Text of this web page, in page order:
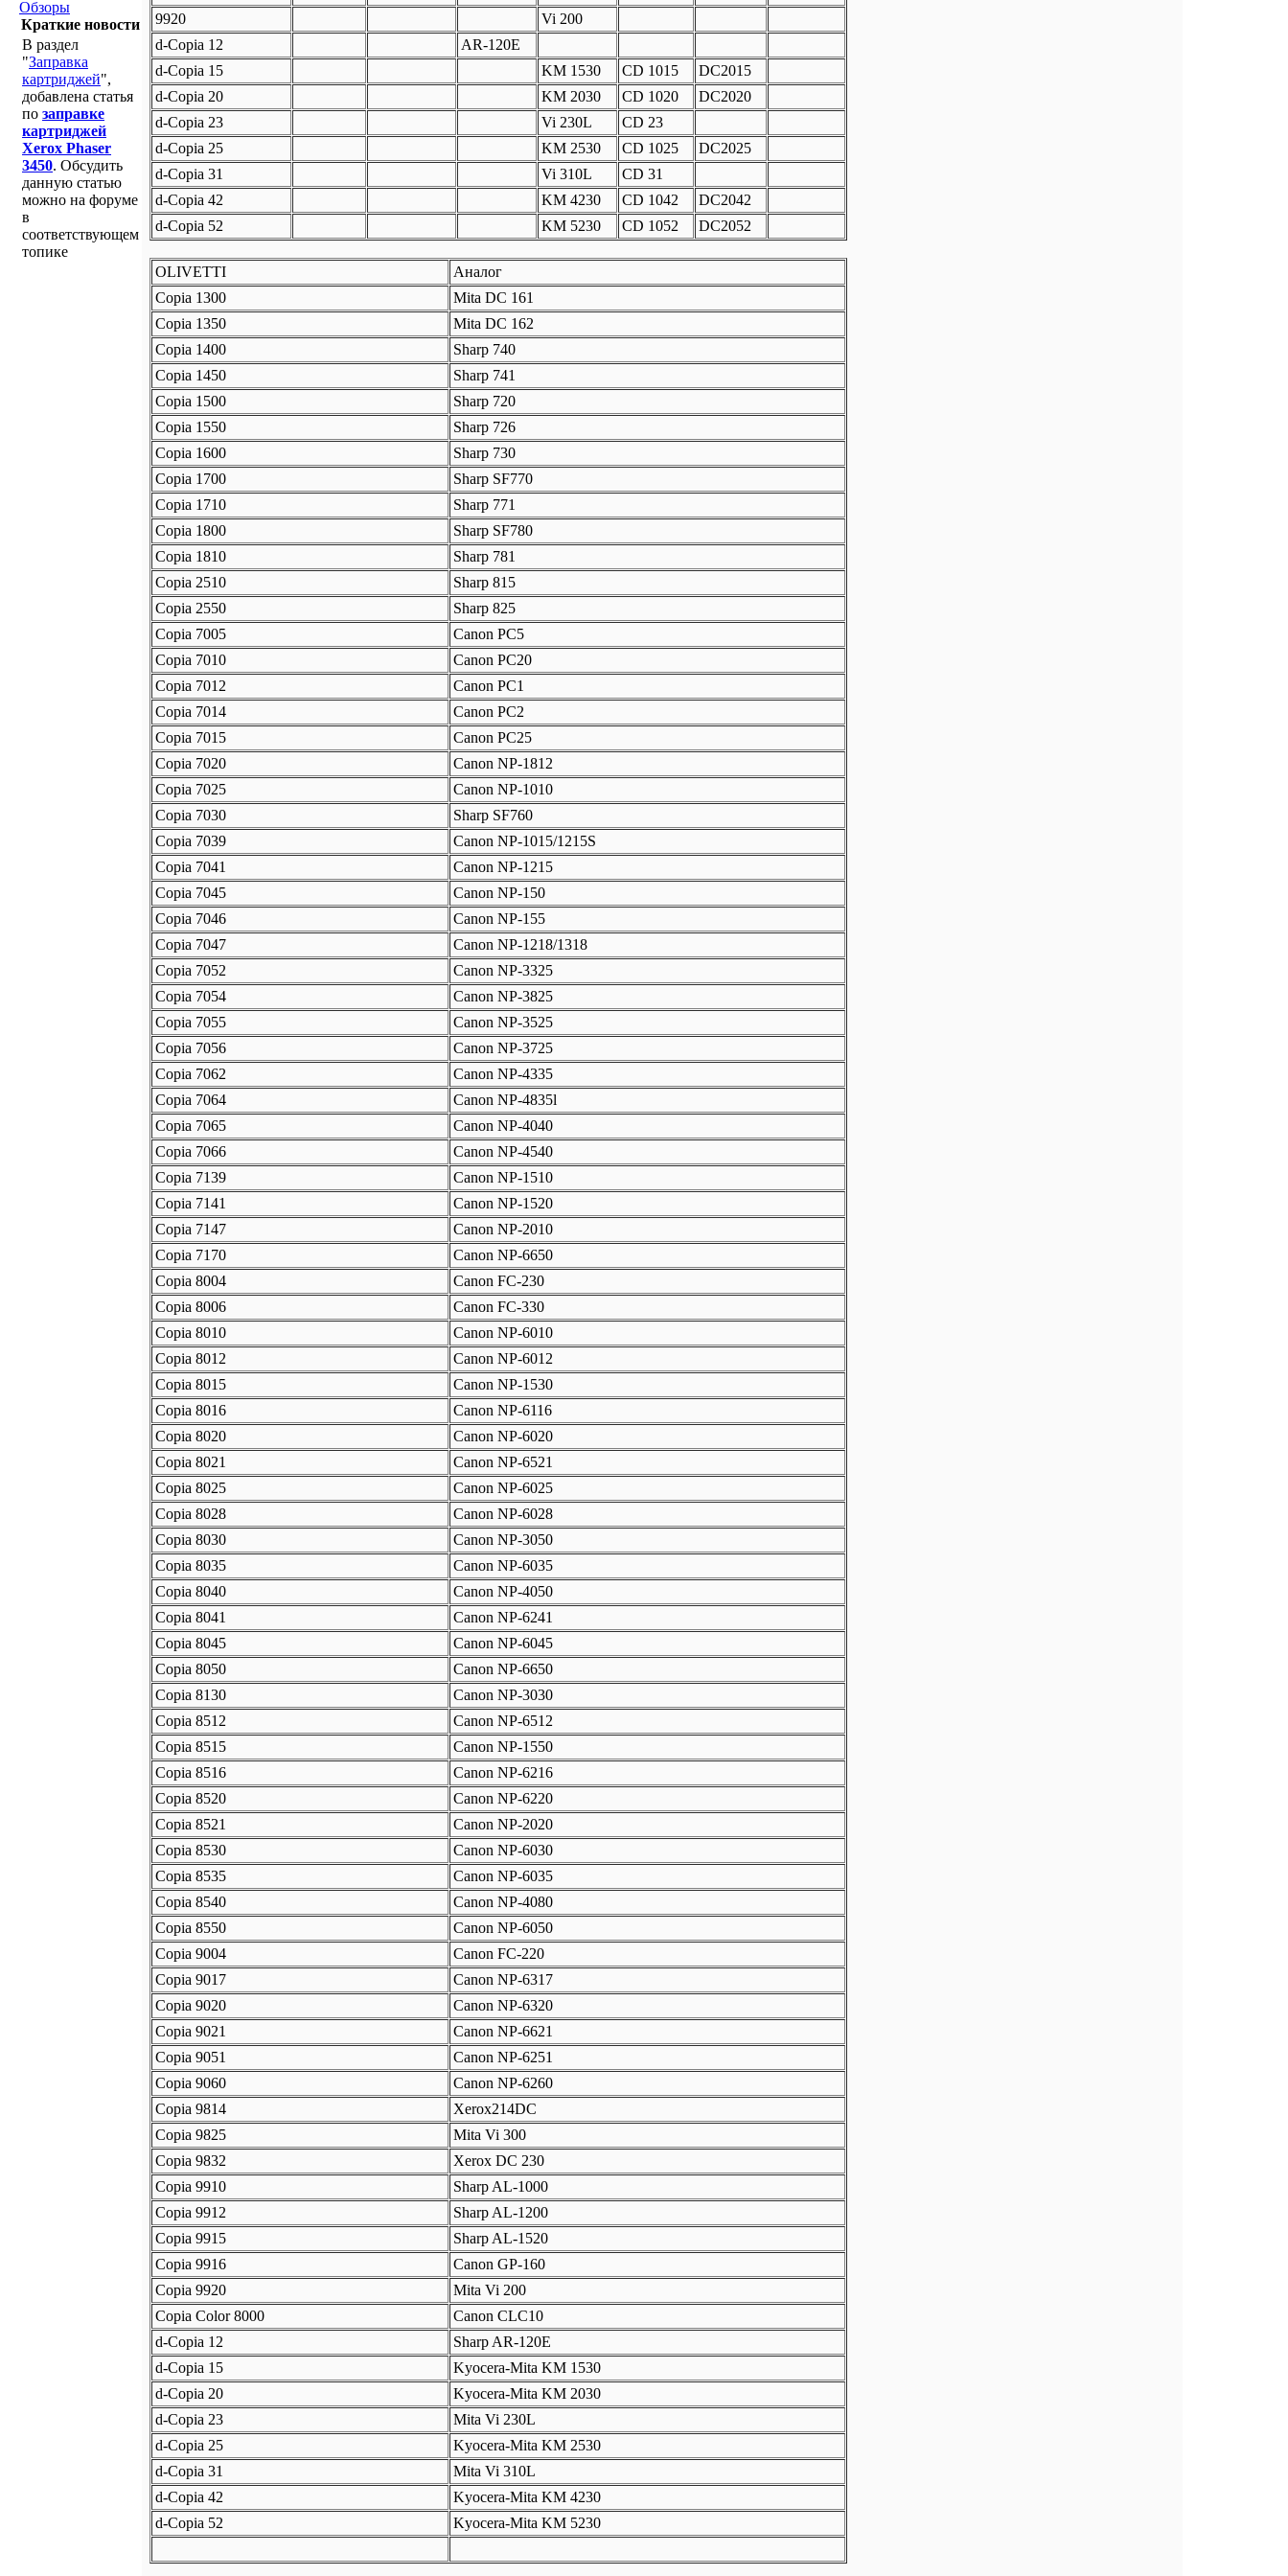
Обзоры
Краткие новости
В раздел
"Заправка
картриджей",
добавлена статья
по заправке
картриджей
Xerox Phaser
3450. Обсудить
данную статью
можно на форуме
в
соответствующем
топике
9920
Vi 200
d-Copia 12
AR-120E
d-Copia 15
KM 1530 CD 1015
DC2015
d-Copia 20
KM 2030 CD 1020
DC2020
d-Copia 23
Vi 230L
CD 23
d-Copia 25
KM 2530 CD 1025
DC2025
d-Copia 31
Vi 310L
CD 31
d-Copia 42
KM 4230 CD 1042
DC2042
d-Copia 52
KM 5230 CD 1052 DC2052
OLIVETTI
Аналог
Copia 1300
Mita DC 161
Copia 1350
Mita DC 162
Copia 1400
Sharp 740
Copia 1450
Sharp 741
Copia 1500
Sharp 720
Copia 1550
Sharp 726
Copia 1600
Sharp 730
Copia 1700
Sharp SF770
Copia 1710
Sharp 771
Copia 1800
Sharp SF780
Copia 1810
Sharp 781
Copia 2510
Sharp 815
Copia 2550
Sharp 825
Copia 7005
Canon PC5
Copia 7010
Canon PC20
Copia 7012
Canon PC1
Copia 7014
Canon PC2
Copia 7015
Canon PC25
Copia 7020
Canon NP-1812
Copia 7025
Canon NP-1010
Copia 7030
Sharp SF760
Copia 7039
Canon NP-1015/1215S
Copia 7041
Canon NP-1215
Copia 7045
Canon NP-150
Copia 7046
Canon NP-155
Copia 7047
Canon NP-1218/1318
Copia 7052
Canon NP-3325
Copia 7054
Canon NP-3825
Copia 7055
Canon NP-3525
Copia 7056
Canon NP-3725
Copia 7062
Canon NP-4335
Copia 7064
Canon NP-4835l
Copia 7065
Canon NP-4040
Copia 7066
Canon NP-4540
Copia 7139
Canon NP-1510
Copia 7141
Canon NP-1520
Copia 7147
Canon NP-2010
Copia 7170
Canon NP-6650
Copia 8004
Canon FC-230
Copia 8006
Canon FC-330
Copia 8010
Canon NP-6010
Copia 8012
Canon NP-6012
Copia 8015
Canon NP-1530
Copia 8016
Canon NP-6116
Copia 8020
Canon NP-6020
Copia 8021
Canon NP-6521
Copia 8025
Canon NP-6025
Copia 8028
Canon NP-6028
Copia 8030
Canon NP-3050
Copia 8035
Canon NP-6035
Copia 8040
Canon NP-4050
Copia 8041
Canon NP-6241
Copia 8045
Canon NP-6045
Copia 8050
Canon NP-6650
Copia 8130
Canon NP-3030
Copia 8512
Canon NP-6512
Copia 8515
Canon NP-1550
Copia 8516
Canon NP-6216
Copia 8520
Canon NP-6220
Copia 8521
Canon NP-2020
Copia 8530
Canon NP-6030
Copia 8535
Canon NP-6035
Copia 8540
Canon NP-4080
Copia 8550
Canon NP-6050
Copia 9004
Canon FC-220
Copia 9017
Canon NP-6317
Copia 9020
Canon NP-6320
Copia 9021
Canon NP-6621
Copia 9051
Canon NP-6251
Copia 9060
Canon NP-6260
Copia 9814
Xerox214DC
Copia 9825
Mita Vi 300
Copia 9832
Xerox DC 230
Copia 9910
Sharp AL-1000
Copia 9912
Sharp AL-1200
Copia 9915
Sharp AL-1520
Copia 9916
Canon GP-160
Copia 9920
Mita Vi 200
Copia Color 8000
Canon CLC10
d-Copia 12
Sharp AR-120E
d-Copia 15
Kyocera-Mita KM 1530
d-Copia 20
Kyocera-Mita KM 2030
d-Copia 23
Mita Vi 230L
d-Copia 25
Kyocera-Mita KM 2530
d-Copia 31
Mita Vi 310L
d-Copia 42
Kyocera-Mita KM 4230
d-Copia 52
Kyocera-Mita KM 5230